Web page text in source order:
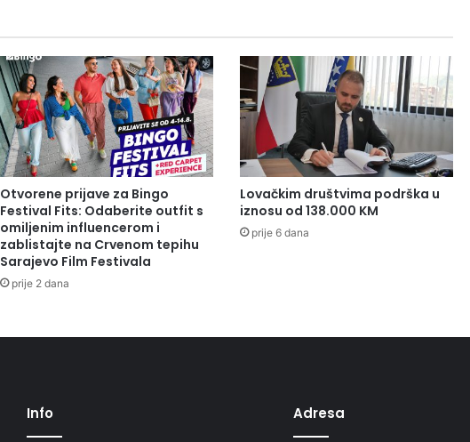
Otvorene prijave za Bingo
Festival Fits: Odaberite outfit s
omiljenim influencerom i
zablistajte na Crvenom tepihu
Sarajevo Film Festivala
prije 2 dana
Lovačkim društvima podrška u
iznosu od 138.000 KM
prije 6 dana
Info Adresa